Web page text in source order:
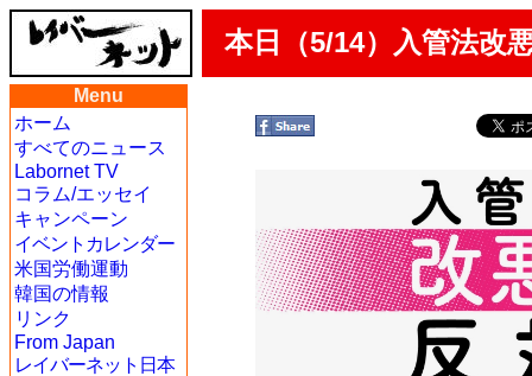
本日（5/14）入管法改
Menu
ホーム
すべてのニュース
Labornet TV
コラム/エッセイ
キャンペーン
イベントカレンダー
米国労働運動
韓国の情報
リンク
From Japan
レイバーネット日本